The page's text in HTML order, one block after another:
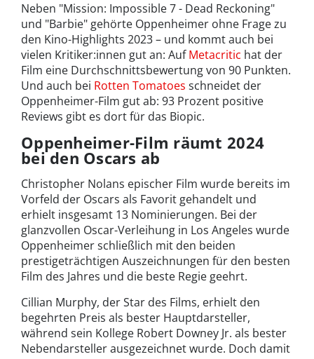
Neben "Mission: Impossible 7 - Dead Reckoning"
und "Barbie" gehörte Oppenheimer ohne Frage zu
den Kino-Highlights 2023 – und kommt auch bei
vielen Kritiker:innen gut an: AufMetacritic hat der
Film eine Durchschnittsbewertung von 90 Punkten.
Und auch bei Rotten Tomatoes schneidet der
Oppenheimer-Film gut ab: 93 Prozent positive
Reviews gibt es dort für das Biopic.
Oppenheimer-Film räumt 2024
bei den Oscars ab
Christopher Nolans epischer Film wurde bereits im
Vorfeld der Oscars als Favorit gehandelt und
erhielt insgesamt 13 Nominierungen. Bei der
glanzvollen Oscar-Verleihung in Los Angeles wurde
Oppenheimer schließlich mit den beiden
prestigeträchtigen Auszeichnungen für den besten
Film des Jahres und die beste Regie geehrt.
Cillian Murphy, der Star des Films, erhielt den
begehrten Preis als bester Hauptdarsteller,
während sein Kollege Robert Downey Jr. als bester
Nebendarsteller ausgezeichnet wurde. Doch damit